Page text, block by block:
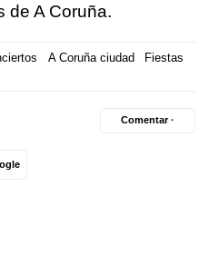
de A Coruña.
A Coruña ciudad
Fiestas
Comentar ·